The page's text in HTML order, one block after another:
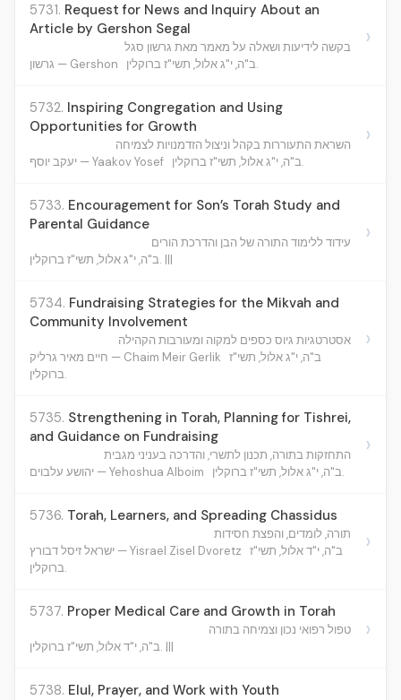
5731. Request for News and Inquiry About an
Article by Gershon Segal
בקשה לידיעות ושאלה על מאמר מאת גרשון סגל
גרשון — Gershon
ב"ה, י"ג אלול, תשי"ז ברוקלין.
›
5732. Inspiring Congregation and Using
Opportunities for Growth
השראת התעוררות בקהל וניצול הזדמנויות לצמיחה
יעקב יוסף — Yaakov Yosef
ב"ה, י"ג אלול, תשי"ז ברוקלין.
›
5733. Encouragement for Son’s Torah Study and
Parental Guidance
עידוד ללימוד התורה של הבן והדרכת הורים
ב"ה, י"ג אלול, תשי"ז ברוקלין. |||
›
5734. Fundraising Strategies for the Mikvah and
Community Involvement
אסטרטגיות גיוס כספים למקוה ומעורבות הקהילה
חיים מאיר גרליק — Chaim Meir Gerlik ב"ה, י"ג אלול, תשי"ז
ברוקלין.
›
5735. Strengthening in Torah, Planning for Tishrei,
and Guidance on Fundraising
התחזקות בתורה, תכנון לתשרי, והדרכה בעניני מגבית
יהושע עלבוים — Yehoshua Alboim
ב"ה, י"ג אלול, תשי"ז ברוקלין.
›
5736. Torah, Learners, and Spreading Chassidus
תורה, לומדים, והפצת חסידות
ישראל זיסל דבורץ — Yisrael Zisel Dvoretz ב"ה, י"ד אלול, תשי"ז
ברוקלין.
›
5737. Proper Medical Care and Growth in Torah
טפול רפואי נכון וצמיחה בתורה
ב"ה, י"ד אלול, תשי"ז ברוקלין. |||
›
5738. Elul, Prayer, and Work with Youth